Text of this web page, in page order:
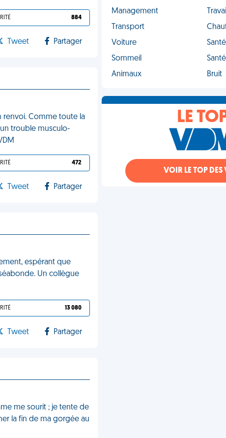
884
Tweet Partager
renvoi. Comme toute la
trouble musculo-
472
Tweet Partager
espérant que
Un collègue
13 080
Tweet Partager
me sourit ; je tente de
la fin de ma gorgée au
Management
Travail
Transport
Voiture
Santé
Sommeil
Animaux
Bruit
LE
VOIR LE TOP DES